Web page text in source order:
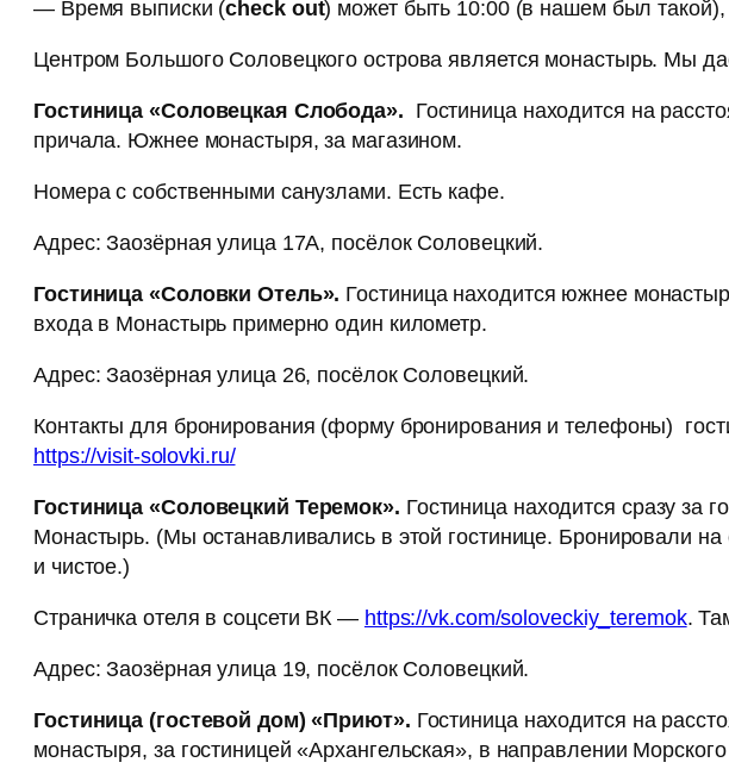
— Время выписки (check out) может быть 10:00 (в нашем был такой),
Центром Большого Соловецкого острова является монастырь. Мы
Гостиница «Соловецкая Слобода». Гостиница находится на
причала. Южнее монастыря, за магазином.
Номера с собственными санузлами. Есть кафе.
Адрес: Заозёрная улица 17А, посёлок Соловецкий.
Гостиница «Соловки Отель». Гостиница находится южнее
входа в Монастырь примерно один километр.
Адрес: Заозёрная улица 26, посёлок Соловецкий.
Контакты для бронирования (форму бронирования и телефоны)
https://visit-solovki.ru/
Гостиница «Соловецкий Теремок». Гостиница находится сразу за
Монастырь. (Мы останавливались в этой гостинице. Бронировали
и чистое.)
Страничка отеля в соцсети ВК — https://vk.com/soloveckiy_teremok.
Адрес: Заозёрная улица 19, посёлок Соловецкий.
Гостиница (гостевой дом) «Приют». Гостиница находится на
монастыря, за гостиницей «Архангельская», в направлении